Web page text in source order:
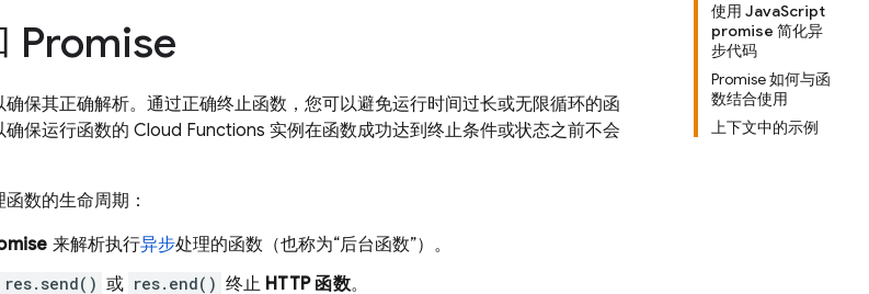
使用 JavaScript
promise 简化异
步代码
Promise 如何与函
数结合使用
上下文中的示例
Promise
保其正确解析。通过正确终止函数，您可以避免运行时间过长或无限循环的函
保运行函数的 Cloud Functions 实例在函数成功达到终止条件或状态之前不会
数的生命周期：
来解析执行异步处理的函数（也称为“后台函数”）。
res.send() 或 res.end() 终止 HTTP 函数。